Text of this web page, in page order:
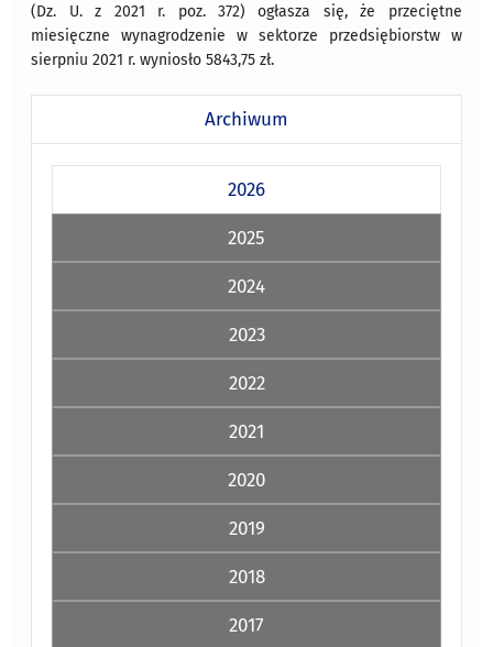
(Dz. U. z 2021 r. poz. 372) ogłasza się, że przeciętne
miesięczne wynagrodzenie w sektorze przedsiębiorstw w
sierpniu 2021 r. wyniosło 5843,75 zł.
Archiwum
2026
2025
2024
2023
2022
2021
2020
2019
2018
2017